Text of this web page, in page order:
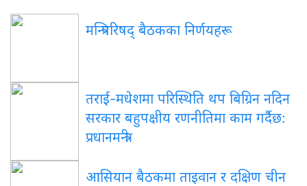
मन्त्रिपरिषद् बैठकका निर्णयहरू
तराई-मधेशमा परिस्थिति थप बिग्रिन नदिन
सरकार बहुपक्षीय रणनीतिमा काम गर्दैछ:
प्रधानमन्त्री
आसियान बैठकमा ताइवान र दक्षिण चीन